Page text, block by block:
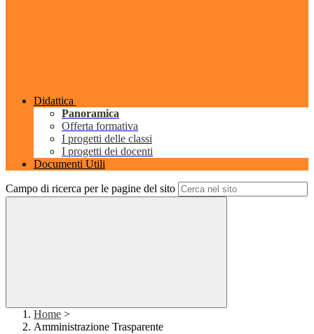
Didattica
Panoramica
Offerta formativa
I progetti delle classi
I progetti dei docenti
Documenti Utili
Campo di ricerca per le pagine del sito
Home >
Amministrazione Trasparente